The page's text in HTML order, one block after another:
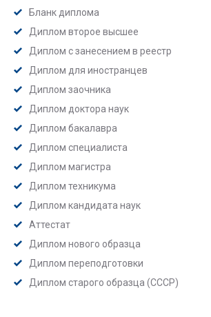
Бланк диплома
Диплом второе высшее
Диплом с занесением в реестр
Диплом для иностранцев
Диплом заочника
Диплом доктора наук
Диплом бакалавра
Диплом специалиста
Диплом магистра
Диплом техникума
Диплом кандидата наук
Аттестат
Диплом нового образца
Диплом переподготовки
Диплом старого образца (СССР)